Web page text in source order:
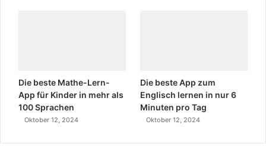
Die beste Mathe-Lern-
App für Kinder in mehr als
100 Sprachen
Oktober 12, 2024
Die beste App zum
Englisch lernen in nur 6
Minuten pro Tag
Oktober 12, 2024